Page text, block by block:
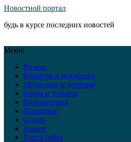
Новостной портал
будь в курсе последних новостей
Меню
Бизнес
Культура и искусство
Медицина и здоровье
Наука и техника
Путешествия
Политика
Спорт
Разное
Карта сайта